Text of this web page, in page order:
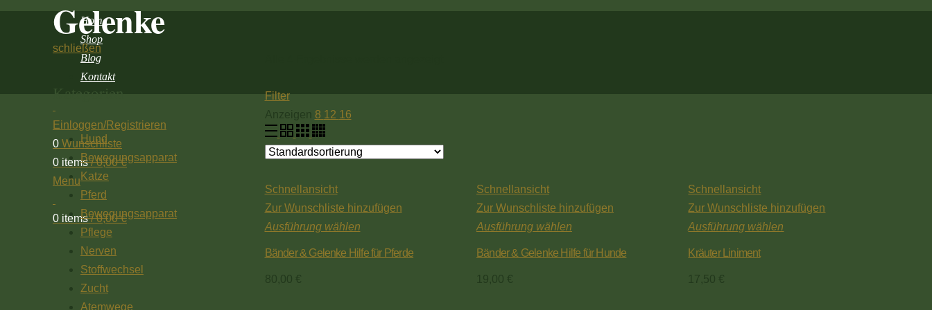
Home
Shop
Blog
Kontakt
Einloggen/Registrieren
0 Wunschliste
0 items / 0,00€
Menu
0 items / 0,00€
Gelenke
schließen
Kategorien
Hund
Bewegungsapparat
Katze
Pferd
Bewegungsapparat
Pflege
Nerven
Stoffwechsel
Zucht
Atemwege
Filter
Anzeigen 8 12 16
Schnellansicht
Zur Wunschliste hinzufügen
Ausführung wählen
Bänder & Gelenke Hilfe für Pferde
80,00 €
Schnellansicht
Zur Wunschliste hinzufügen
Ausführung wählen
Bänder & Gelenke Hilfe für Hunde
19,00 €
Schnellansicht
Zur Wunschliste hinzufügen
Ausführung wählen
Kräuter Liniment
17,50 €